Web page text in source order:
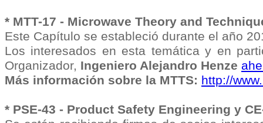
* MTT-17 - Microwave Theory and
Este Capítulo se estableció durante el año
Los interesados en esta temática y en
Organizador, Ingeniero Alejandro Henze
Más información sobre la MTTS: http://
* PSE-43 - Product Safety Engineering y